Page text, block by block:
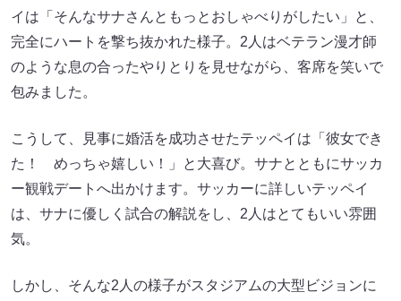
イは「そんなサナさんともっとおしゃべりがしたい」と、
完全にハートを撃ち抜かれた様子。2人はベテラン漫才師
のような息の合ったやりとりを見せながら、客席を笑いで
包みました。
こうして、見事に婚活を成功させたテッペイは「彼女でき
た！ めっちゃ嬉しい！」と大喜び。サナとともにサッカ
ー観戦デートへ出かけます。サッカーに詳しいテッペイ
は、サナに優しく試合の解説をし、2人はとてもいい雰囲
気。
しかし、そんな2人の様子がスタジアムの大型ビジョンに